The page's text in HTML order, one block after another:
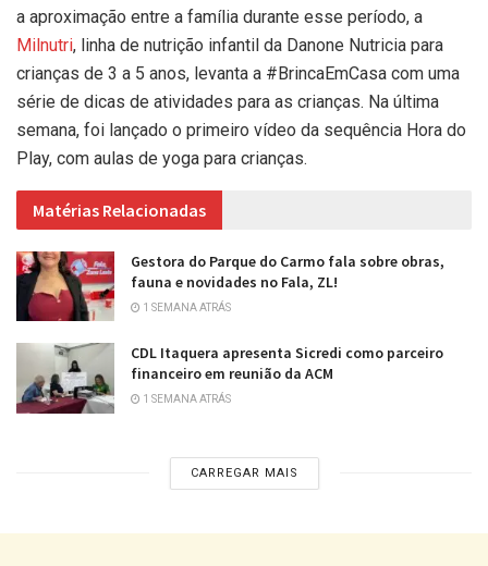
a aproximação entre a família durante esse período, a
Milnutri, linha de nutrição infantil da Danone Nutricia para
crianças de 3 a 5 anos, levanta a #BrincaEmCasa com uma
série de dicas de atividades para as crianças. Na última
semana, foi lançado o primeiro vídeo da sequência Hora do
Play, com aulas de yoga para crianças.
Matérias Relacionadas
Gestora do Parque do Carmo fala sobre obras,
fauna e novidades no Fala, ZL!
1 SEMANA ATRÁS
CDL Itaquera apresenta Sicredi como parceiro
financeiro em reunião da ACM
1 SEMANA ATRÁS
CARREGAR MAIS